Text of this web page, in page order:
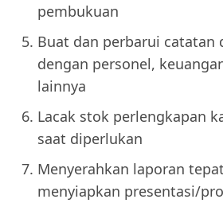
pembukuan
Buat dan perbarui catatan
dengan personel,
lainnya
Lacak stok perlengkapan
saat diperlukan
Menyerahkan laporan
menyiapkan presentasi/